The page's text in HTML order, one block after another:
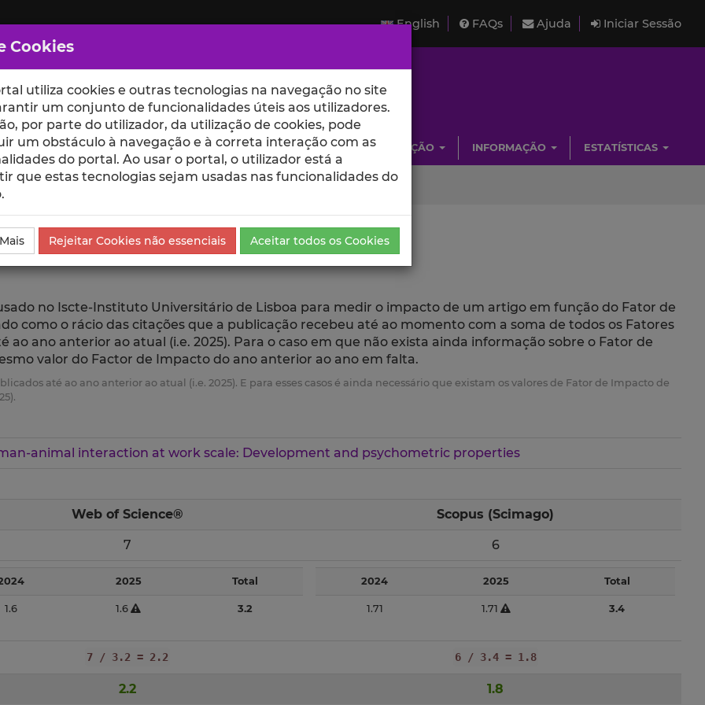
English FAQs Ajuda Iniciar Sessão
ESCOLAS UNIDADES INVESTIGAÇÃO INFORMAÇÃO ESTATÍSTICAS
no Iscte-Instituto Universitário de Lisboa para medir o impacto de um artigo em função do Fator de
como o rácio das citações que a publicação recebeu até ao momento com a soma de todos os Fatores
ano anterior ao atual (i.e. 2025). Para o caso em que não exista ainda informação sobre o Fator de
valor do Factor de Impacto do ano anterior ao ano em falta.
até ao ano anterior ao atual (i.e. 2025). E para esses casos é ainda necessário que existam os valores de Fator de Impacto de
animal interaction at work scale: Development and psychometric properties
Web of Science® Scopus (Scimago)
7 6
2025 Total
1.6 1.6 3.2
2024 2025 Total
1.71 1.71 3.4
7 / 3.2 = 2.2 6 / 3.4 = 1.8
2.2 1.8
Cookies
utiliza cookies e outras tecnologias na navegação no site
um conjunto de funcionalidades úteis aos utilizadores.
por parte do utilizador, da utilização de cookies, pode
um obstáculo à navegação e à correta interação com as
do portal. Ao usar o portal, o utilizador está a
que estas tecnologias sejam usadas nas funcionalidades do
Rejeitar Cookies não essenciais Aceitar todos os Cookies